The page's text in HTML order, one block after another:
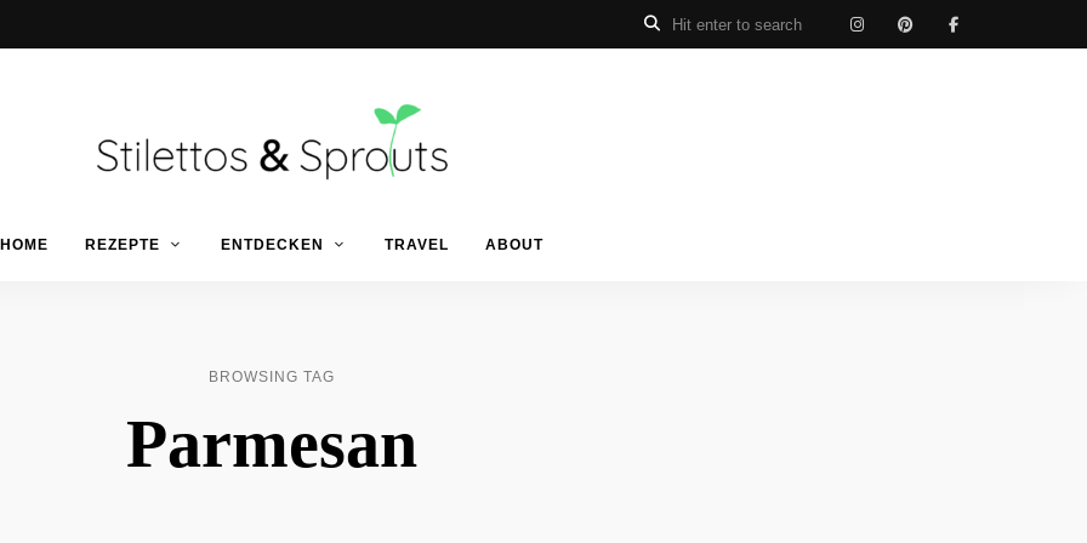
Stilettos
Sprouts
Food
Blog
HOME REZEPTE ENTDECKEN TRAVEL ABOUT
BROWSING TAG
Parmesan